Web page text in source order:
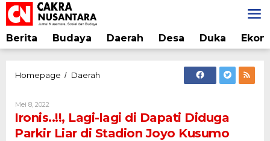
Lewati
ke
konten
Berita Budaya Daerah Desa Duka
Homepage / Daerah
Dapati
Diduga
Mei 8, 2022
Cakra
Ironis..!!, Lagi-lagi di Dapati Diduga
Parkir Liar di Stadion Joyo Kusumo